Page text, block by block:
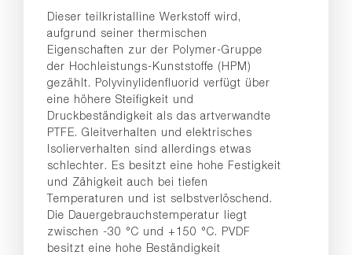
Dieser teilkristalline Werkstoff wird,
aufgrund seiner thermischen
Eigenschaften zur der Polymer-Gruppe
der Hochleistungs-Kunststoffe (HPM)
gezählt. Polyvinylidenfluorid verfügt über
eine höhere Steifigkeit und
Druckbeständigkeit als das artverwandte
PTFE. Gleitverhalten und elektrisches
Isolierverhalten sind allerdings etwas
schlechter. Es besitzt eine hohe Festigkeit
und Zähigkeit auch bei tiefen
Temperaturen und ist selbstverlöschend.
Die Dauergebrauchstemperatur liegt
zwischen -30 °C und +150 °C. PVDF
besitzt eine hohe Beständigkeit